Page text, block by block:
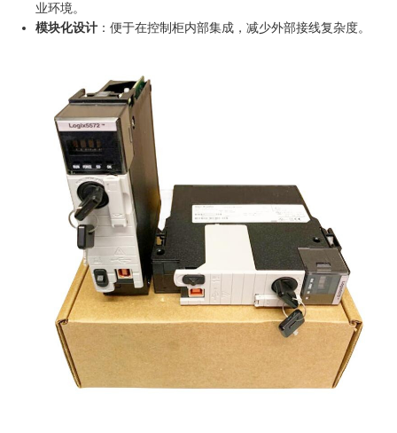
业环境。
模块化设计 ：便于在控制柜内部集成，减少外部接线复杂度。